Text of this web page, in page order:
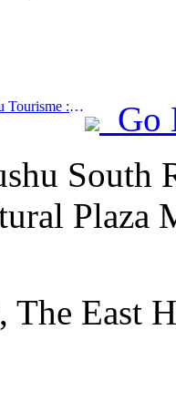
Prev:Ministère de la Culture et du Tourisme : Lancement de 22 activités thématiques réparties dans 7 grandes régions
Go
South
Plaza
The East